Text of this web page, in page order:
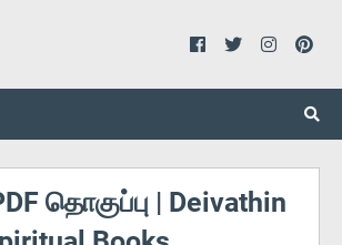
தொகுப்பு | Deivathin